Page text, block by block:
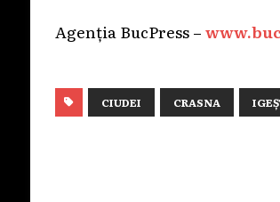
Agenția BucPress –
CIUDEI CRASNA